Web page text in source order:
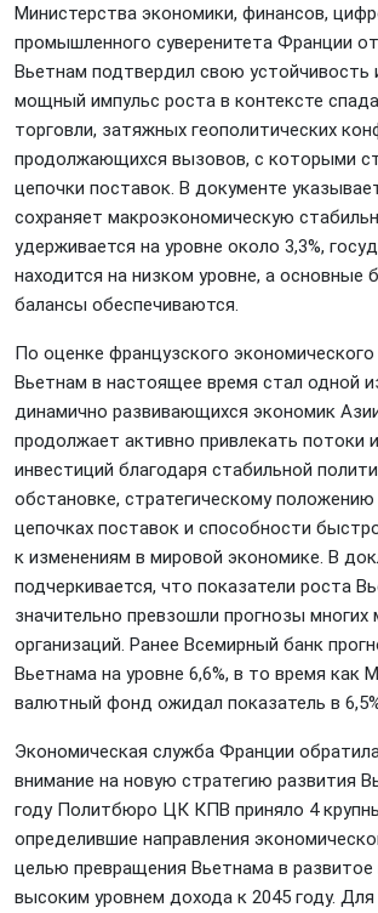
Министерства экономики, финансов,
промышленного суверенитета Франции
Вьетнам подтвердил свою устойчивость
мощный импульс роста в контексте
торговли, затяжных геополитических
продолжающихся вызовов, с которыми
цепочки поставок. В документе
сохраняет макроэкономическую
удерживается на уровне около 3,3%,
находится на низком уровне, а
балансы обеспечиваются.
По оценке французского
Вьетнам в настоящее время стал одной
динамично развивающихся экономик
продолжает активно привлекать потоки
инвестиций благодаря стабильной
обстановке, стратегическому
цепочках поставок и способности
к изменениям в мировой экономике. В
подчеркивается, что показатели роста
значительно превзошли прогнозы
организаций. Ранее Всемирный банк
Вьетнама на уровне 6,6%, в то время как
валютный фонд ожидал показатель в
Экономическая служба Франции
внимание на новую стратегию развития
году Политбюро ЦК КПВ приняло 4
определившие направления
целью превращения Вьетнама в развитое
высоким уровнем дохода к 2045 году.